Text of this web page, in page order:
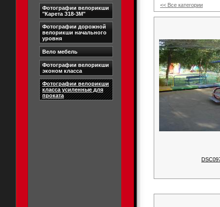
Фотографии велорикши
"Карета З18-3М"
Фотографии дорожной
велорикши начального
уровня
Вело мебель
Фотографии велорикши
эконом класса
Фотографии велорикши
класса усиленные для
проката
<< Все категории